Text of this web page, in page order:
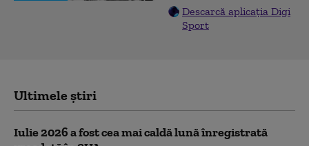
Descarcă aplicația Digi
Sport
Ultimele știri
Iulie 2026 a fost cea mai caldă lună înregistrată